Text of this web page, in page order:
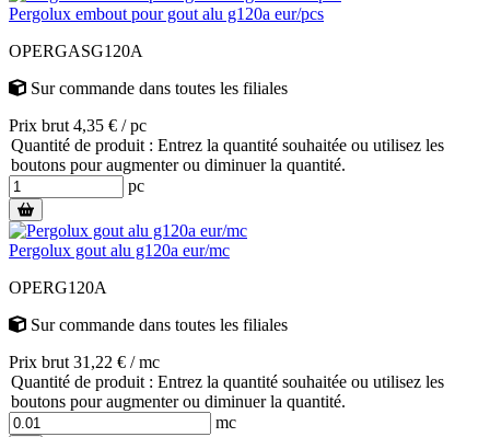
Pergolux embout pour gout alu g120a eur/pcs
OPERGASG120A
Sur commande dans toutes les filiales
Prix brut 4,35 € / pc
Quantité de produit : Entrez la quantité souhaitée ou utilisez les
boutons pour augmenter ou diminuer la quantité.
pc
Pergolux gout alu g120a eur/mc
OPERG120A
Sur commande dans toutes les filiales
Prix brut 31,22 € / mc
Quantité de produit : Entrez la quantité souhaitée ou utilisez les
boutons pour augmenter ou diminuer la quantité.
mc